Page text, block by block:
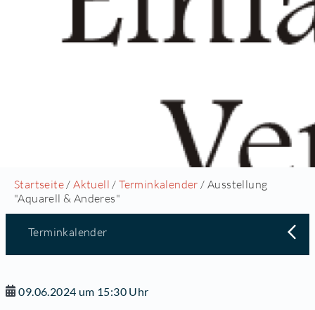
Startseite /Aktuell /Terminkalender / Ausstellung
"Aquarell & Anderes"
Terminkalender
09.06.2024 um 15:30 Uhr